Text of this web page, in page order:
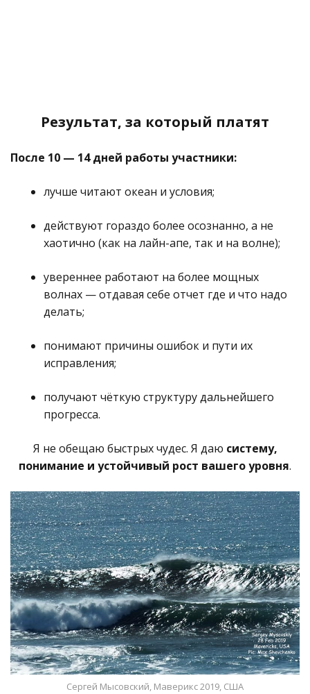
Результат, за который платят
После 10 — 14 дней работы участники:
лучше читают океан и условия;
действуют гораздо более осознанно, а не
хаотично (как на лайн-апе, так и на волне);
увереннее работают на более мощных
волнах — отдавая себе отчет где и что надо
делать;
понимают причины ошибок и пути их
исправления;
получают чёткую структуру дальнейшего
прогресса.
Я не обещаю быстрых чудес. Я даю систему,
понимание и устойчивый рост вашего уровня.
Сергей Мысовский, Маверикс 2019, США